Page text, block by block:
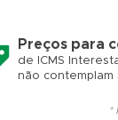
Preços para
de ICMS
não contemplam
*